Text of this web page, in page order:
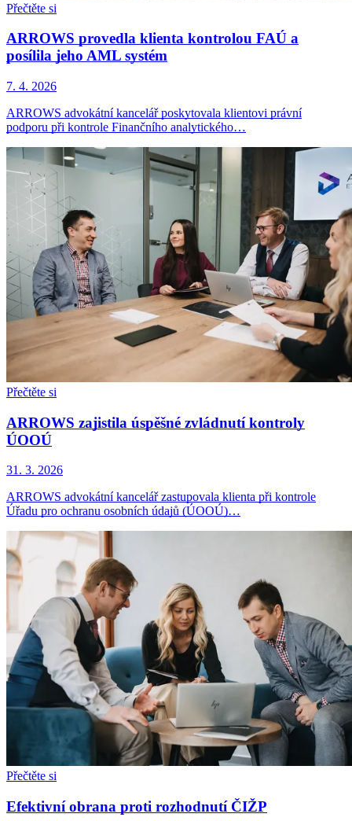
Přečtěte si
ARROWS provedla klienta kontrolou FAÚ a
posílila jeho AML systém
7. 4. 2026
ARROWS advokátní kancelář poskytovala klientovi právní
podporu při kontrole Finančního analytického…
Přečtěte si
ARROWS zajistila úspěšné zvládnutí kontroly
ÚOOÚ
31. 3. 2026
ARROWS advokátní kancelář zastupovala klienta při kontrole
Úřadu pro ochranu osobních údajů (ÚOOÚ)…
Přečtěte si
Efektivní obrana proti rozhodnutí ČIŽP